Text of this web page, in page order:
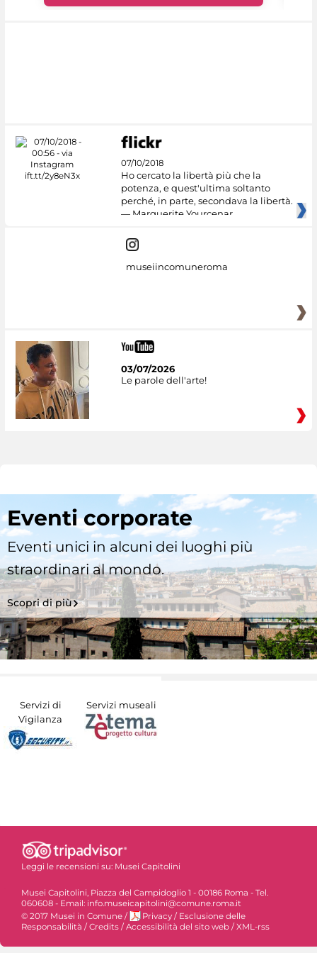
07/10/2018
Ho cercato la libertà più che la
potenza, e quest'ultima soltanto
perché, in parte, secondava la libertà.
— Marguerite Yourcenar
museiincomuneroma
03/07/2026
Le parole dell'arte!
Eventi corporate
Eventi unici in alcuni dei luoghi più
straordinari al mondo.
Scopri di più
Servizi di
Vigilanza
Servizi museali
Leggi le recensioni su: Musei Capitolini
Musei Capitolini, Piazza del Campidoglio 1 - 00186 Roma - Tel.
060608 - Email: info.museicapitolini@comune.roma.it
© 2017 Musei in Comune / Privacy / Esclusione delle
Responsabilità / Credits / Accessibilità del sito web / XML-rss